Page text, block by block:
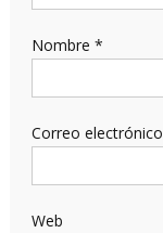
Nombre *
Correo electrónico
Web